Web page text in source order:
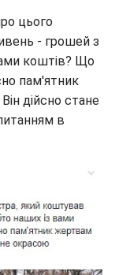
цього
- грошей з
коштів? Що
пам'ятник
дійсно стане
в